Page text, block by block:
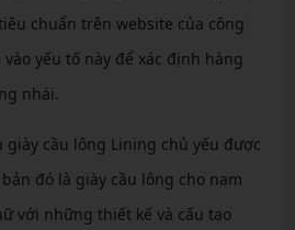
chuẩn trên website của công
yếu tố này để xác định hàng
nhái.
giày cầu lông Lining chủ yếu được
đó là giày cầu lông cho nam
với những thiết kế và cấu tạo